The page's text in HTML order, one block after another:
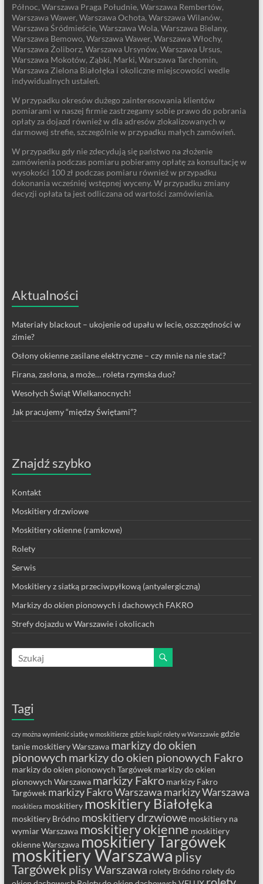
Północ, Warszawa Praga Południe, Warszawa Rembertów,
Warszawa Wawer, Warszawa Ochota, Warszawa Wilanów,
Warszawa Śródmieście, Warszawa Wola, Warszawa Bielany,
Warszawa Bemowo, Warszawa Wawer, Warszawa Włochy,
Warszawa Żoliborz, Warszawa Ursynów, Warszawa Ursus,
Warszawa Mokotów, Ząbki, Marki, Warszawa Tarchomin,
Warszawa Zielona Białołęka i okoliczne miejscowości wedle
indywidualnych ustaleń.
W przypadku okresów dużego zainteresowania klientów
pomiarami w naszej firmie zastrzegamy sobie prawo do pobrania
opłaty za dojazd również w dla adresów zlokalizowanych w
darmowej strefie, szczególnie w przypadku małych zamówień.
W przypadku gdy nie zdecydują się państwo na złożenie
zamówienia podczas pomiaru pobieramy opłatę za konsultację w
wysokości 100 zł podczas pomiaru również w przypadku
dokonania wcześniej wstępnej wyceny. W przypadku zmiany
decyzji opłata ta jest odliczana od wartości zamówienia.
Aktualności
Materiały blackout – ukojenie od upału w lecie, oszczędności w
zimie?
Osłony okienne zasilane elektryczne – czy mnie na nie stać?
Firana, zasłona, a może… roleta rzymska duo?
Wesołych Świąt Wielkanocnych!
Jak pracujemy “między Świętami”?
Znajdź szybko
Kontakt
Moskitiery drzwiowe
Moskitiery okienne (ramkowe)
Rolety
Serwis
Moskitiery z siatką przeciwpyłkową (antyalergiczną)
Markizy do okien pionowych i dachowych FAKRO
Strefy dojazdu w Warszawie i okolicach
Tagi
czy można wymienić siatkę w moskitierze gdzie kupić rolety w Warszawie gdzie
tanie moskitiery Warszawa markizy do okien
pionowych markizy do okien pionowych Fakro
markizy do okien pionowych Targówek markizy do okien
pionowych Warszawa markizy Fakro markizy Fakro
Targówek markizy Fakro Warszawa markizy Warszawa
moskitiera moskitiery moskitiery Białołęka
moskitiery Bródno moskitiery drzwiowe moskitiery na
wymiar Warszawa moskitiery okienne moskitiery
okienne Warszawa moskitiery Targówek
moskitiery Warszawa plisy
Targówek plisy Warszawa rolety Bródno rolety do